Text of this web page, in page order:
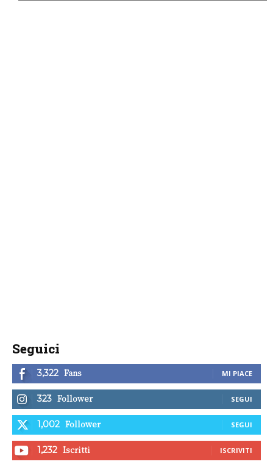
Seguici
3,322 Fans MI PIACE
323 Follower SEGUI
1,002 Follower SEGUI
1,232 Iscritti ISCRIVITI